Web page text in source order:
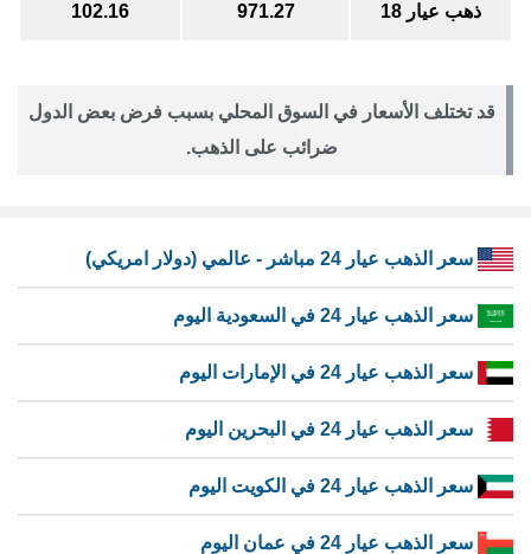
ذهب عيار 18 971.27
102.16
قد تختلف الأسعار في السوق المحلي بسبب فرض بعض الدول
ضرائب على الذهب.
سعر الذهب عيار 24 مباشر - عالمي (دولار امريكي)
سعر الذهب عيار 24 في السعودية اليوم
سعر الذهب عيار 24 في الإمارات اليوم
سعر الذهب عيار 24 في البحرين اليوم
سعر الذهب عيار 24 في الكويت اليوم
سعر الذهب عيار 24 في عمان اليوم